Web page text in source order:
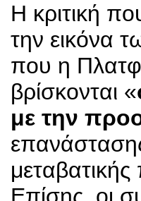
Η κριτική
την εικόνα
που η
βρίσκονται «
με την